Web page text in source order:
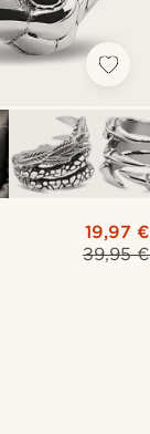
39,95 €
19,97 €